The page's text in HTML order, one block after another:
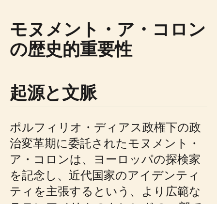
モヌメント・ア・コロン
の歴史的重要性
起源と文脈
ポルフィリオ・ディアス政権下の政
治変革期に委託されたモヌメント・
ア・コロンは、ヨーロッパの探検家
を記念し、近代国家のアイデンティ
ティを主張するという、より広範な